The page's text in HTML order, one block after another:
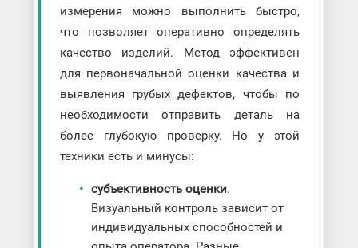
измерения можно выполнить быстро,
что позволяет оперативно определять
качество изделий. Метод эффективен
для первоначальной оценки качества и
выявления грубых дефектов, чтобы по
необходимости отправить деталь на
более глубокую проверку. Но у этой
техники есть и минусы:
субъективность оценки.
Визуальный контроль зависит от
индивидуальных способностей и